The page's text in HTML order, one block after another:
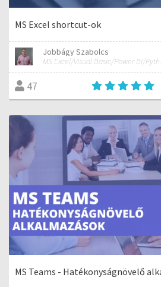
MS Excel shortcut-ok
Jobbágy Szabolcs
MS
47
MS Teams - Hatékonyságnövelő